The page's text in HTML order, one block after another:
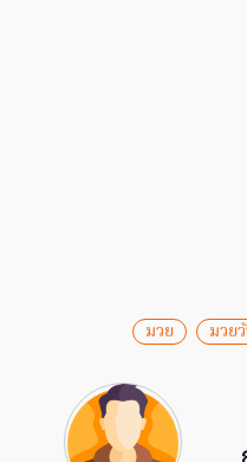
มวย มวย